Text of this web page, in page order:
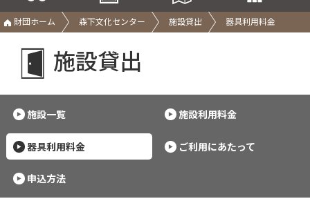
財団ホーム 森下文化センター 施設貸出 器具利用料金
施設貸出
施設一覧 施設利用料金
器具利用料金 ご利用にあたって
申込方法